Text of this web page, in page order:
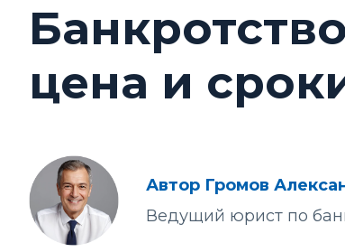
цена и
Автор Громов
Ведущий юрист по